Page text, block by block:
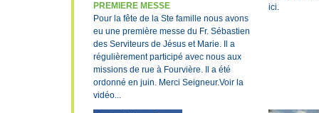
PREMIERE MESSE
Pour la fête de la Ste famille nous avons
eu une première messe du Fr. Sébastien
des Serviteurs de Jésus et Marie. Il a
régulièrement participé avec nous aux
missions de rue à Fourvière. Il a été
ordonné en juin. Merci Seigneur.Voir la
vidéo...
ici.